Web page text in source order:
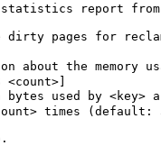
report from
pages for
the memory
<count>]
used by <key>
times (default: